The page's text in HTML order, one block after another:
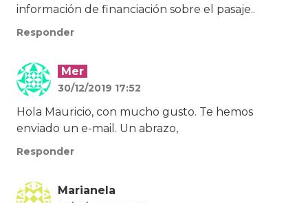
información de financiación sobre el pasaje..
Responder
Mer
30/12/2019 17:52
Hola Mauricio, con mucho gusto. Te hemos
enviado un e-mail. Un abrazo,
Responder
Marianela